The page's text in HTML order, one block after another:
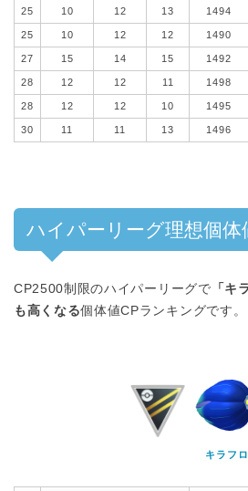
25 10 12 13 1494
25 10 12 12 1490
27 15 14 15 1492
28 12 12 11 1498
28 12 12 10 1495
30 11 11 13 1496
ハイパーリーグ理想個
CP2500制限のハイパーリーグで 「キ
も高くなる個体値CPランキングです。
キラフ